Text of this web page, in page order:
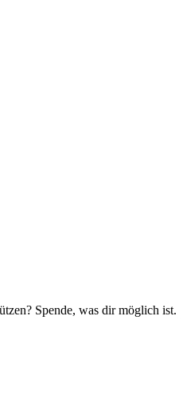
Spende, was dir möglich ist.